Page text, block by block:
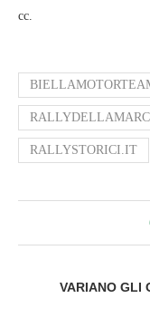
cc.
RALLYSTORICI.IT
VARIANO GLI